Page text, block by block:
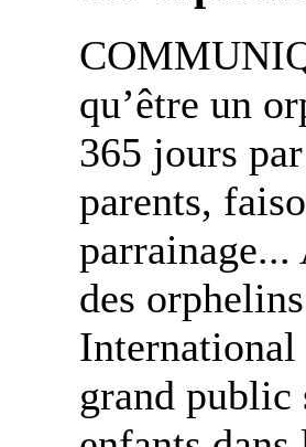
qu’être un
365 jours
parents,
parrainage...
des
grand public